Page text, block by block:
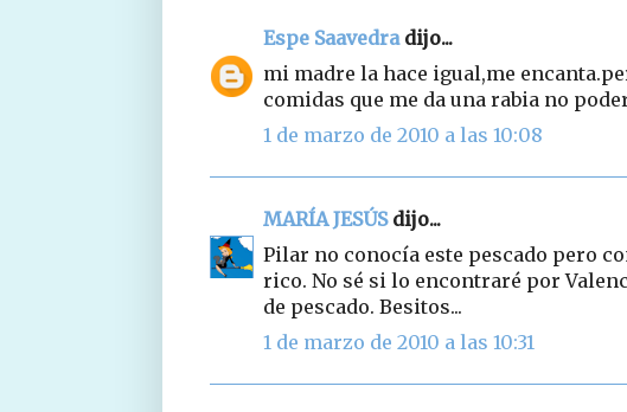
Espe Saavedradijo...
mi madre la hace igual,me
comidas que me da una rabia no
1 de marzo de 2010 a las 10:08
MARÍA JESÚSdijo...
Pilar no conocía este pescado pero
rico. No sé si lo encontraré por
de pescado. Besitos...
1 de marzo de 2010 a las 10:31